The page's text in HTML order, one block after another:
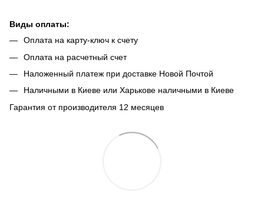
Виды оплаты:
Оплата на карту-ключ к счету
Оплата на расчетный счет
Наложенный платеж при доставке Новой Почтой
Наличными в Киеве или Харькове наличными в Киеве
Гарантия от производителя 12 месяцев